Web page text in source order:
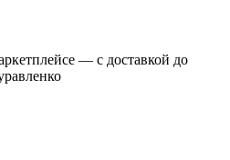
— с доставкой до